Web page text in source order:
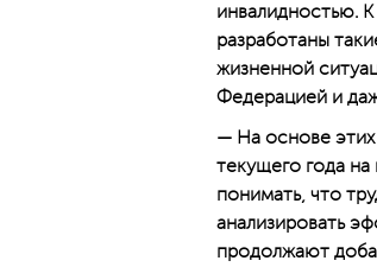
инвалидностью.
разработаны
жизненной
Федерацией и
— На основе этих
текущего года
понимать, что
анализировать
продолжают